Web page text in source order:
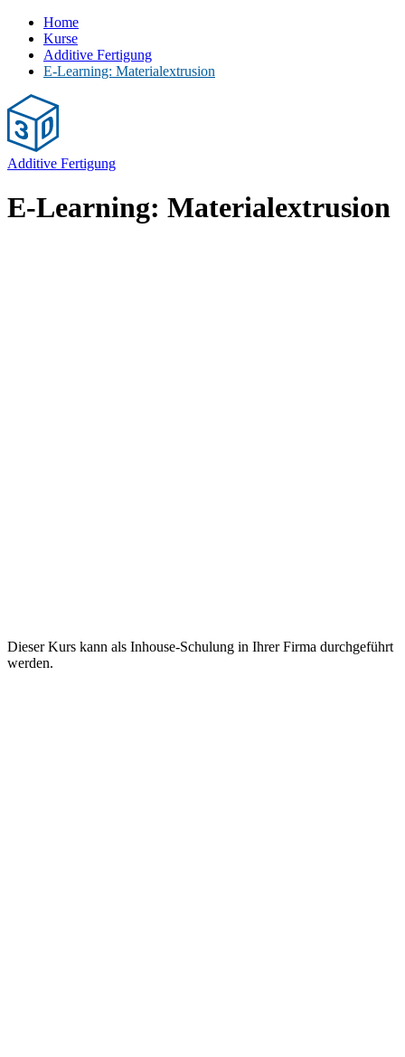
Home
Kurse
Additive Fertigung
E-Learning: Materialextrusion
Additive Fertigung
E-Learning: Materialextrusion
Dieser Kurs kann als Inhouse-Schulung in Ihrer Firma durchgeführt
werden.